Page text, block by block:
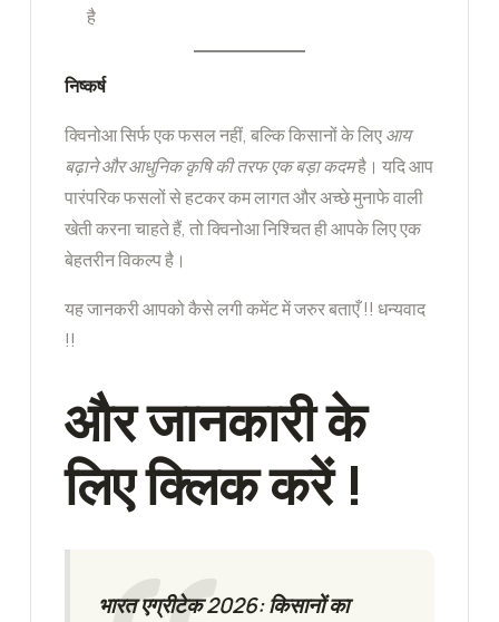
है
निष्कर्ष
क्विनोआ सिर्फ एक फसल नहीं, बल्कि किसानों के लिएआय
बढ़ाने और आधुनिक कृषि की तरफ एक बड़ा कदमहै। यदि आप
पारंपरिक फसलों से हटकर कम लागत और अच्छे मुनाफे वाली
खेती करना चाहते हैं, तो क्विनोआ निश्चित ही आपके लिए एक
बेहतरीन विकल्प है।
यह जानकरी आपको कैसे लगी कमेंट में जरुर बताएँ !! धन्यवाद
!!
और जानकारी के
लिए क्लिक करें !
भारत एग्रीटेक 2026: किसानों का